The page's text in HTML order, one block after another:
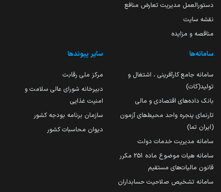
دستورالعمل مدیریت تعارض منافع
نقشه سایت
مناقصه و مزایده
سامانه‌ها
سامانه جامع کارآفرینی ، اشتغال و
تولید(کات)
بانک داده‌های اقتصادی و مالی
تارنمای پنجره واحد محیط‌های آزمون
(ایران تما)
سامانه مدیریت خدمات دولت
سامانه هیات موضوع ماده 251 مکرر
قانون مالیات‌های مستقیم
سامانه تشخیص صلاحیت حسابداران
سایر پیوندها
مرکز ملی رقابت
دبیرخانه شورای عالی سلامت و
امنیت غذایی
سازمان برنامه بودجه کشور
دیوان محاسبات کشور